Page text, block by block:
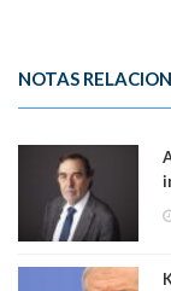
NOTAS